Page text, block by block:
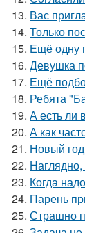
13. Вас
14. Только
15. Ещё одну
16. Девушка
17. Ещё
18. Ребята
19. А есть ли
20. А как
21. Новый
22. Наглядно,
23. Когда
24. Парень
25. Страшно